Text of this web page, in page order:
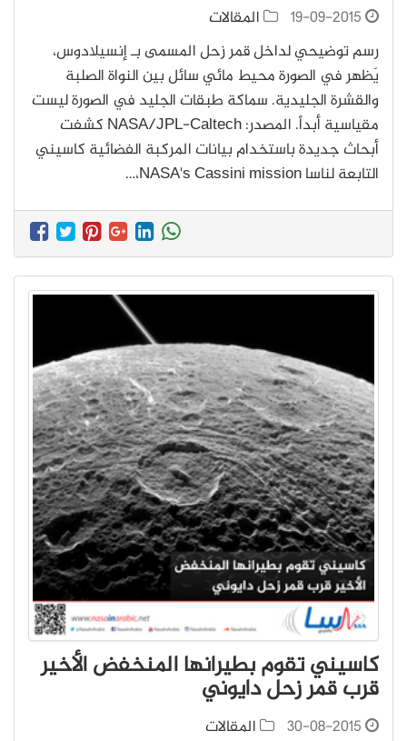
19-09-2015
المقالات
رسم توضيحي لداخل قمر زحل المسمى بـ إنسيلادوس،
يَظهر في الصورة محيط مائي سائل بين النواة الصلبة
والقشرة الجليدية. سماكة طبقات الجليد في الصورة ليست
مقياسية أبداً. المصدر: NASA/JPL-Caltech كشفت
أبحاث جديدة باستخدام بيانات المركبة الفضائية كاسيني
التابعة لناسا NASA's Cassini mission،…
كاسيني تقوم بطيرانها المنخفض الأخير
قرب قمر زحل دايوني
30-08-2015
المقالات